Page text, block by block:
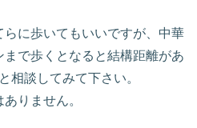
に歩いてもいいですが、中華
で歩くとなると結構距離があ
相談してみて下さい。
りません。